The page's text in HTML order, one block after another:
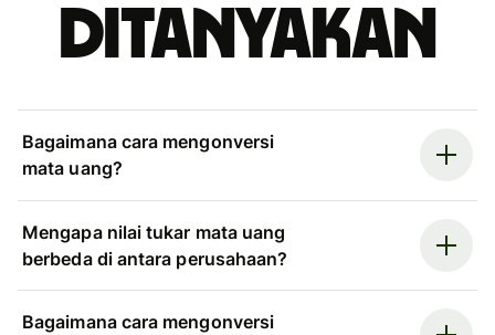
ditanyakan
Bagaimana cara mengonversi
mata uang?
Mengapa nilai tukar mata uang
berbeda di antara perusahaan?
Bagaimana cara mengonversi